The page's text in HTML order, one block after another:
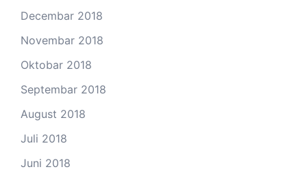
Decembar 2018
Novembar 2018
Oktobar 2018
Septembar 2018
August 2018
Juli 2018
Juni 2018